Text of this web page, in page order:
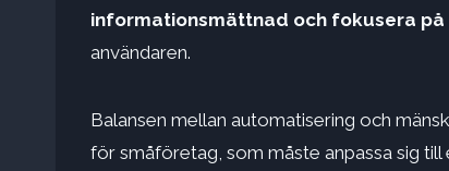
informationsmättnad och fokusera
användaren.
Balansen mellan automatisering och
för småföretag, som måste anpassa sig till